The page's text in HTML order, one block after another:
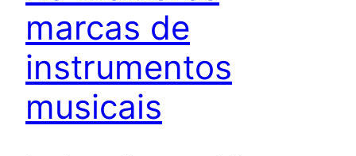
marcas de
instrumentos
musicais